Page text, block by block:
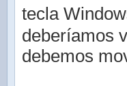
tecla
deberíamos
debemos